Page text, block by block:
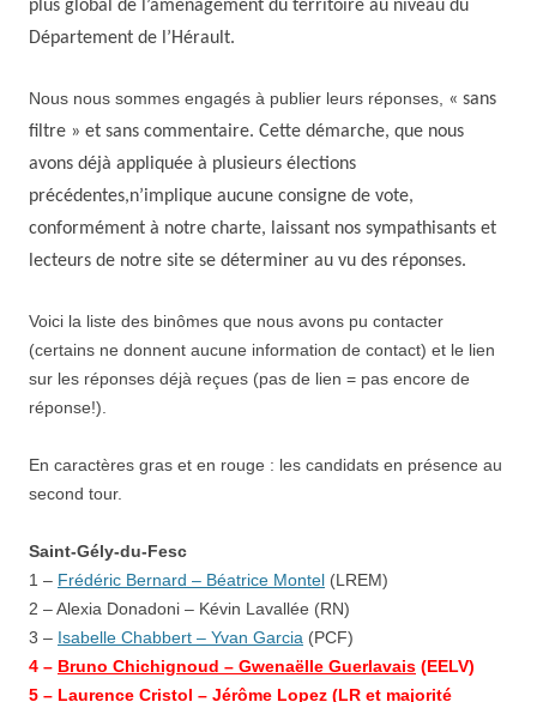
plus global de l’aménagement du territoire au niveau du
Département de l’Hérault.
Nous nous sommes engagés à publier leurs réponses, « sans
filtre » et sans commentaire. Cette démarche, que nous
avons déjà appliquée à plusieurs élections
précédentes,n’implique aucune consigne de vote,
conformément à notre charte, laissant nos sympathisants et
lecteurs de notre site se déterminer au vu des réponses.
Voici la liste des binômes que nous avons pu contacter
(certains ne donnent aucune information de contact) et le lien
sur les réponses déjà reçues (pas de lien = pas encore de
réponse!).
En caractères gras et en rouge : les candidats en présence au
second tour.
Saint-Gély-du-Fesc
1 – Frédéric Bernard – Béatrice Montel (LREM)
2 – Alexia Donadoni – Kévin Lavallée (RN)
3 – Isabelle Chabbert – Yvan Garcia (PCF)
4 – Bruno Chichignoud – Gwenaëlle Guerlavais (EELV)
5 – Laurence Cristol – Jérôme Lopez (LR et majorité